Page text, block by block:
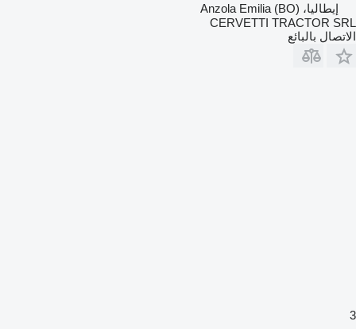
إيطاليا، Anzola Emilia (BO)
CERVETTI TRACTOR SRL
الاتصال بالبائع
3